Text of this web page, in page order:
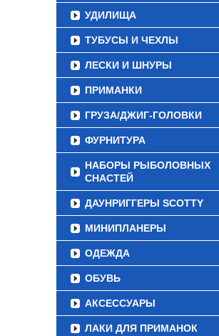
УДИЛИЩА
ТУБУСЫ И ЧЕХЛЫ
ЛЕСКИ И ШНУРЫ
ПРИМАНКИ
ГРУЗА/ДЖИГ-ГОЛОВКИ
ФУРНИТУРА
НАБОРЫ РЫБОЛОВНЫХ
СНАСТЕЙ
ДАУНРИГГЕРЫ SCOTTY
МИНИПЛАНЕРЫ
ОДЕЖДА
ОБУВЬ
АКСЕССУАРЫ
ЛАКИ ДЛЯ ПРИМАНОК